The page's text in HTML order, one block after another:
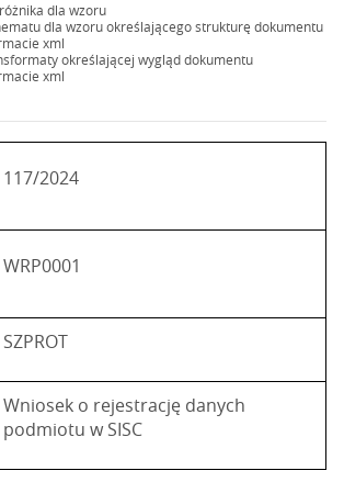
dla wzoru
dla wzoru określającego strukturę dokumentu
xml
określającej wygląd dokumentu
xml
117/2024
WRP0001
SZPROT
Wniosek o rejestrację danych
podmiotu w SISC